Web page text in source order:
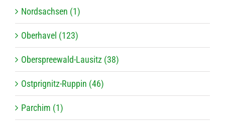
Nordsachsen (1)
Oberhavel (123)
Oberspreewald-Lausitz (38)
Ostprignitz-Ruppin (46)
Parchim (1)